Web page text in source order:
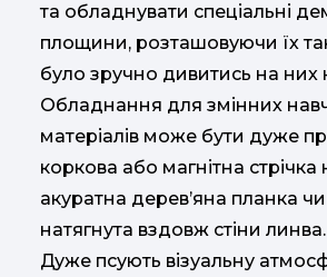
та обладнувати спеціальні
площини, розташовуючи їх
було зручно дивитись на них
Обладнання для змінних
матеріалів може бути дуже
коркова або магнітна стрічка
акуратна дерев’яна планка
натягнута вздовж стіни линва.
Дуже псують візуальну